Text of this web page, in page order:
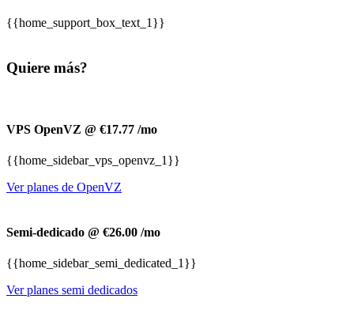
{{home_support_box_text_1}}
Quiere más?
VPS OpenVZ @ €17.77 /mo
{{home_sidebar_vps_openvz_1}}
Ver planes de OpenVZ
Semi-dedicado @ €26.00 /mo
{{home_sidebar_semi_dedicated_1}}
Ver planes semi dedicados